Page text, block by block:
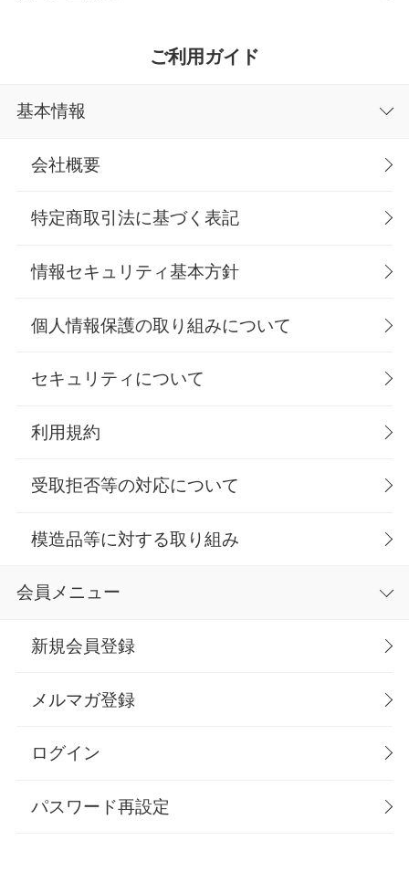
ご利用ガイド
基本情報
会社概要
特定商取引法に基づく表記
情報セキュリティ基本方針
個人情報保護の取り組みについて
セキュリティについて
利用規約
受取拒否等の対応について
模造品等に対する取り組み
会員メニュー
新規会員登録
メルマガ登録
ログイン
パスワード再設定